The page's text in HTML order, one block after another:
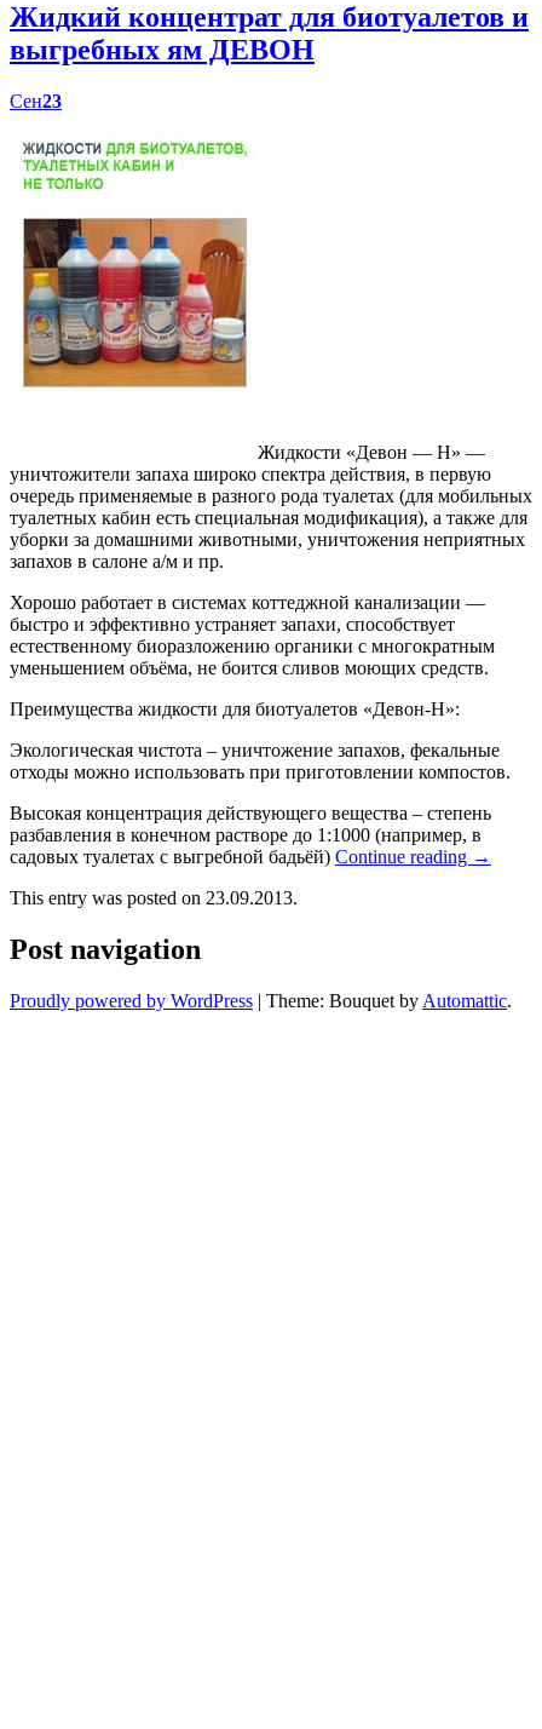
Жидкий концентрат для биотуалетов и
выгребных ям ДЕВОН
Сен23
Жидкости «Девон — Н» —
уничтожители запаха широко спектра действия, в первую
очередь применяемые в разного рода туалетах (для мобильных
туалетных кабин есть специальная модификация), а также для
уборки за домашними животными, уничтожения неприятных
запахов в салоне а/м и пр.
Хорошо работает в системах коттеджной канализации —
быстро и эффективно устраняет запахи, способствует
естественному биоразложению органики с многократным
уменьшением объёма, не боится сливов моющих средств.
Преимущества жидкости для биотуалетов «Девон-Н»:
Экологическая чистота – уничтожение запахов, фекальные
отходы можно использовать при приготовлении компостов.
Высокая концентрация действующего вещества – степень
разбавления в конечном растворе до 1:1000 (например, в
садовых туалетах с выгребной бадьёй) Continue reading →
This entry was posted on 23.09.2013.
Post navigation
Proudly powered by WordPress | Theme: Bouquet by Automattic.